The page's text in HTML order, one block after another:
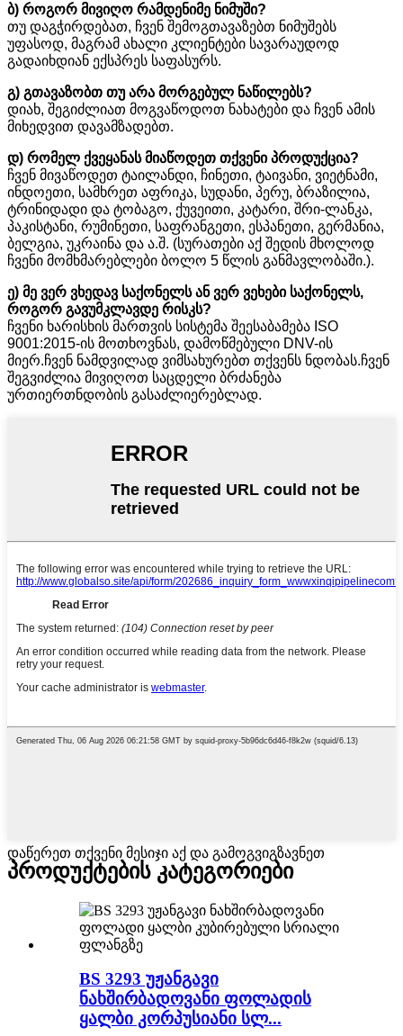
ბ) როგორ მივიღო რამდენიმე ნიმუში?
თუ დაგჭირდებათ, ჩვენ შემოგთავაზებთ ნიმუშებს
უფასოდ, მაგრამ ახალი კლიენტები სავარაუდოდ
გადაიხდიან ექსპრეს საფასურს.
გ) გთავაზობთ თუ არა მორგებულ ნაწილებს?
დიახ, შეგიძლიათ მოგვაწოდოთ ნახატები და ჩვენ ამის
მიხედვით დავამზადებთ.
დ) რომელ ქვეყანას მიაწოდეთ თქვენი პროდუქცია?
ჩვენ მივაწოდეთ ტაილანდი, ჩინეთი, ტაივანი, ვიეტნამი,
ინდოეთი, სამხრეთ აფრიკა, სუდანი, პერუ, ბრაზილია,
ტრინიდადი და ტობაგო, ქუვეითი, კატარი, შრი-ლანკა,
პაკისტანი, რუმინეთი, საფრანგეთი, ესპანეთი, გერმანია,
ბელგია, უკრაინა და ა.შ. (სურათები აქ შედის მხოლოდ
ჩვენი მომხმარებლები ბოლო 5 წლის განმავლობაში.).
ე) მე ვერ ვხედავ საქონელს ან ვერ ვეხები საქონელს,
როგორ გავუმკლავდე რისკს?
ჩვენი ხარისხის მართვის სისტემა შეესაბამება ISO
9001:2015-ის მოთხოვნას, დამოწმებული DNV-ის
მიერ.ჩვენ ნამდვილად ვიმსახურებთ თქვენს ნდობას.ჩვენ
შეგვიძლია მივიღოთ საცდელი ბრძანება
ურთიერთნდობის გასაძლიერებლად.
დაწერეთ თქვენი მესიჯი აქ და გამოგვიგზავნეთ
პროდუქტების კატეგორიები
BS 3293 უჟანგავი
ნახშირბადოვანი ფოლადის
ყალბი კორპუსიანი სლ...